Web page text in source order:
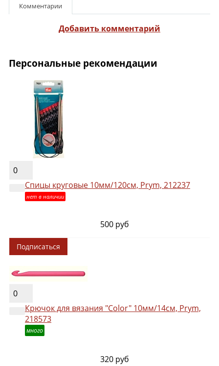
Комментарии
Добавить комментарий
Персональные рекомендации
0
Спицы круговые 10мм/120см, Prym, 212237
нет в наличии
500 руб
Подписаться
0
Крючок для вязания "Color" 10мм/14см, Prym,
218573
много
320 руб